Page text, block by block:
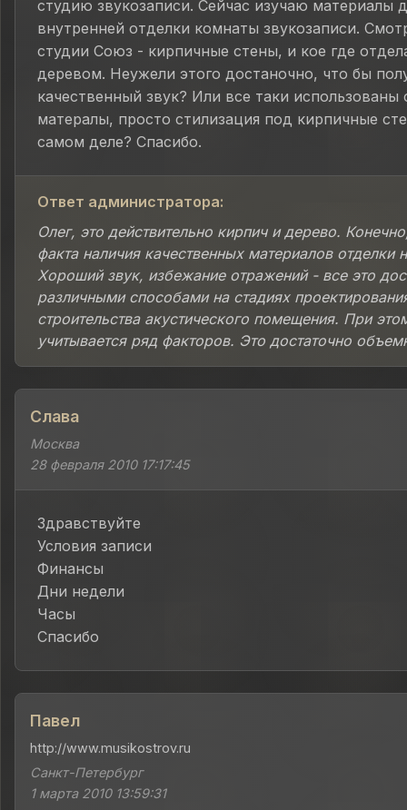
студию звукозаписи. Сейчас изучаю материалы
внутренней отделки комнаты звукозаписи.
студии Союз - кирпичные стены, и кое где
деревом. Неужели этого достаночно, что бы
качественный звук? Или все таки использованы
матералы, просто стилизация под кирпичные
самом деле? Спасибо.
Ответ администратора:
Олег, это действительно кирпич и дерево.
факта наличия качественных материалов отделки
Хороший звук, избежание отражений - все это
различными способами на стадиях
строительства акустического помещения. При
учитывается ряд факторов. Это достаточно
Слава
Москва
28 февраля 2010 17:17:45
Здравствуйте
Условия записи
Финансы
Дни недели
Часы
Спасибо
Павел
http://www.musikostrov.ru
Санкт-Петербург
1 марта 2010 13:59:31